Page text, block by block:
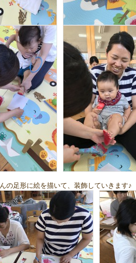
の足形に絵を描いて、装飾していきます♪